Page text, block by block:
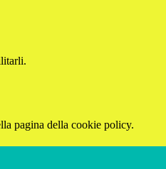
pagina della cookie policy.